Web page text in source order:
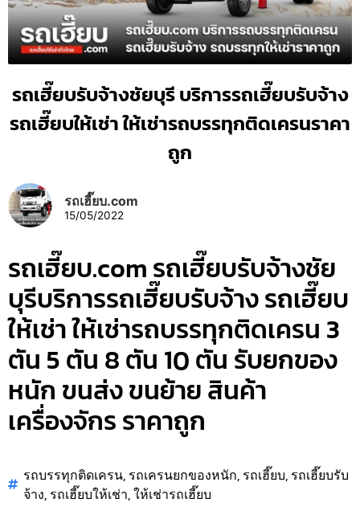
รถเฮี๊ยบรับจ้างชัยบุรี บริการรถเฮี๊ยบรับจ้าง
รถเฮี๊ยบให้เช่า ให้เช่ารถบรรทุกติดเครนราคา
ถูก
รถเฮี๊ยบ.com
15/05/2022
รถเฮี๊ยบ.com รถเฮี๊ยบรับจ้างชัย
บุรีบริการรถเฮี๊ยบรับจ้าง รถเฮี๊ยบ
ให้เช่า ให้เช่ารถบรรทุกติดเครน 3
ตัน 5 ตัน 8 ตัน 10 ตัน รับยกของ
หนัก ขนส่ง ขนย้าย สินค้า
เครื่องจักร ราคาถูก
รถบรรทุกติดเครน, รถเครนยกของหนัก, รถเฮี๊ยบ, รถเฮี๊ยบรับ
จ้าง, รถเฮี๊ยบให้เช่า,ให้เช่ารถเฮี๊ยบ